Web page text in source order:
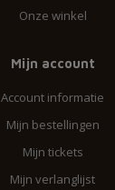
Onze winkel
Mijn account
Account informatie
Mijn bestellingen
Mijn tickets
Mijn verlanglijst